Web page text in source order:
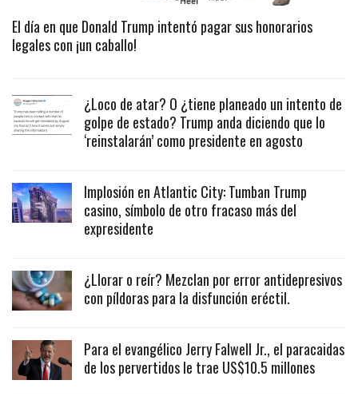
El día en que Donald Trump intentó pagar sus honorarios
legales con ¡un caballo!
¿Loco de atar? O ¿tiene planeado un intento de
golpe de estado? Trump anda diciendo que lo
‘reinstalarán’ como presidente en agosto
Implosión en Atlantic City: Tumban Trump
casino, símbolo de otro fracaso más del
expresidente
¿Llorar o reír? Mezclan por error antidepresivos
con píldoras para la disfunción eréctil.
Para el evangélico Jerry Falwell Jr., el paracaidas
de los pervertidos le trae US$10.5 millones